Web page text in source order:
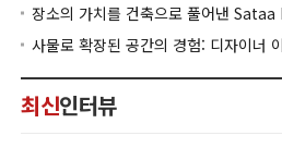
장소의 가치를 건축으로 풀어낸 Sataa
사물로 확장된 공간의 경험: 디자이너 이상혁
최신인터뷰